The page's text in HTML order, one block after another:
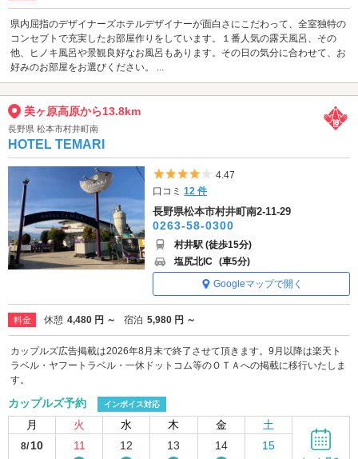
県内屈指のデザイナーズホテルデザイナーが面白さにこだわって、全室独特の
コンセプトで充実したお部屋作りをしています。１番人気の露天風呂、その
他、ヒノキ風呂や景観良好なお風呂もあります。その日の気分に合わせて、お
好みのお部屋をお選びください。 ...
美ヶ原高原から13.8km
長野県 松本市村井町南
HOTEL TEMARI
5つ星のうち4
4.47
口コミ12 件
長野県松本市村井町南2-11-29
0263-58-0300
村井駅 (徒歩15分)
塩尻北IC (車5分)
Googleマップで開く
料金 休憩 4,480 円 ～ 宿泊 5,980 円 ～
カップルズ広告掲載は2026年8月末で終了させて頂きます。9月以降は楽天ト
ラベル・ヤフートラベル・一休ドットコム等のＯＴＡへの掲載に移行いたしま
す。
カップルズ予約 インボイス対応
月 火 水 木 金 土
8/ 10
11 12 13 14
15